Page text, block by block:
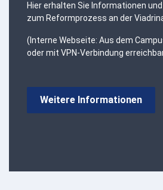
Hier erhalten Sie Informationen
zum Reformprozess an der
(Interne Webseite: Aus dem
oder mit VPN-Verbindung
Weitere Informationen